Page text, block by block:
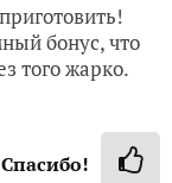
бонус, что
того жарко.
Спасибо!